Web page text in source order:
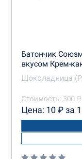
Батончик
вкусом Крем-
Шоколадница
Стоимость: 300 ₽
Цена: 10 ₽ за